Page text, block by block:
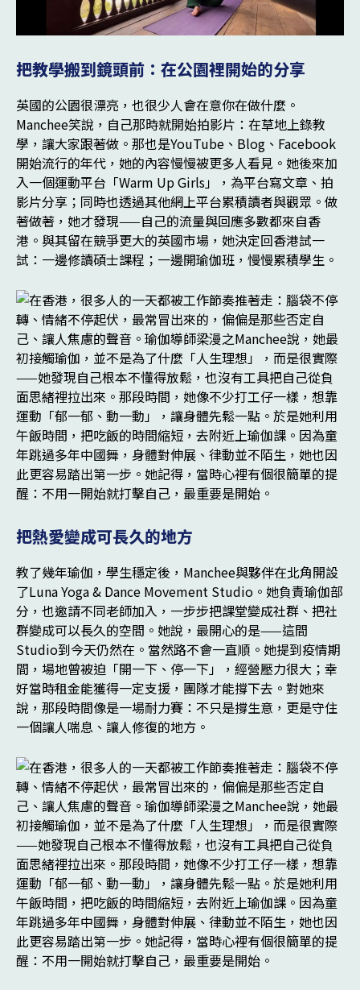
把教學搬到鏡頭前：在公園裡開始的分享
英國的公園很漂亮，也很少人會在意你在做什麼。
Manchee笑說，自己那時就開始拍影片：在草地上錄教
學，讓大家跟著做。那也是YouTube、Blog、Facebook
開始流行的年代，她的內容慢慢被更多人看見。她後來加
入一個運動平台「Warm Up Girls」，為平台寫文章、拍
影片分享；同時也透過其他網上平台累積讀者與觀眾。做
著做著，她才發現——自己的流量與回應多數都來自香
港。與其留在競爭更大的英國市場，她決定回香港試一
試：一邊修讀碩士課程；一邊開瑜伽班，慢慢累積學生。
把熱愛變成可長久的地方
教了幾年瑜伽，學生穩定後，Manchee與夥伴在北角開設
了Luna Yoga & Dance Movement Studio。她負責瑜伽部
分，也邀請不同老師加入，一步步把課堂變成社群、把社
群變成可以長久的空間。她說，最開心的是——這間
Studio到今天仍然在。當然路不會一直順。她提到疫情期
間，場地曾被迫「開一下、停一下」，經營壓力很大；幸
好當時租金能獲得一定支援，團隊才能撐下去。對她來
說，那段時間像是一場耐力賽：不只是撐生意，更是守住
一個讓人喘息、讓人修復的地方。